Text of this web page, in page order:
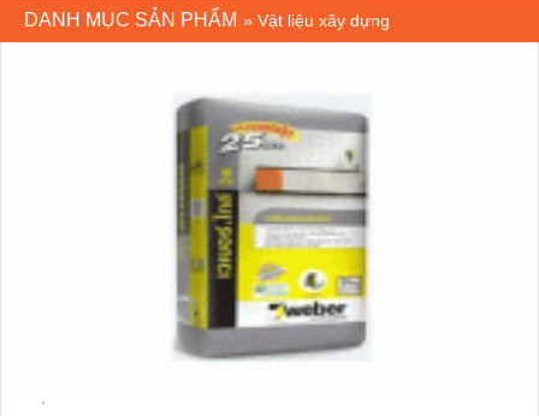
DANH MỤC SẢN PHẨM » Vật liệu xây dựng